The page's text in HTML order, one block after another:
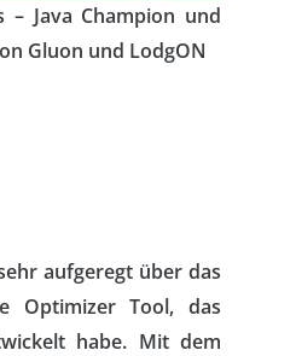
– Java Champion und
Gluon und LodgON
aufgeregt über das
Optimizer Tool, das
habe. Mit dem